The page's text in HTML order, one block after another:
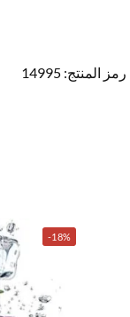
رمز المنتج:14995
-18%